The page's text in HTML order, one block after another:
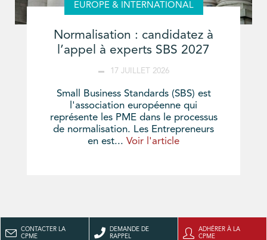
EUROPE & INTERNATIONAL
Normalisation : candidatez à
l’appel à experts SBS 2027
17 JUILLET 2026
Small Business Standards (SBS) est
l'association européenne qui
représente les PME dans le processus
de normalisation. Les Entrepreneurs
en est... Voir l'article
CONTACTER LA
CPME
DEMANDE DE
RAPPEL
ADHÉRER À LA
CPME